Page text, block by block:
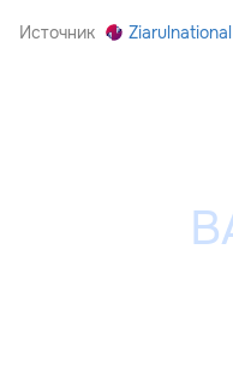
Источник Ziarulnational